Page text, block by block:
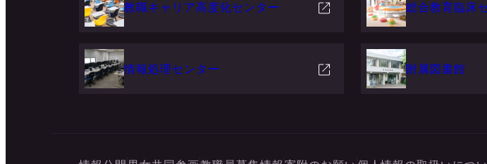
教職キャリア高度化センター 総合教育臨床
情報処理センター 附属図書館